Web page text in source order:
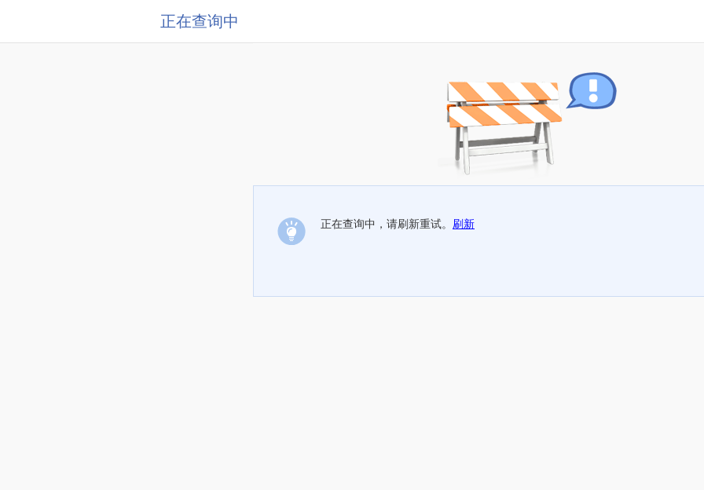
正在查询中
正在查询中，请刷新重试。 刷新